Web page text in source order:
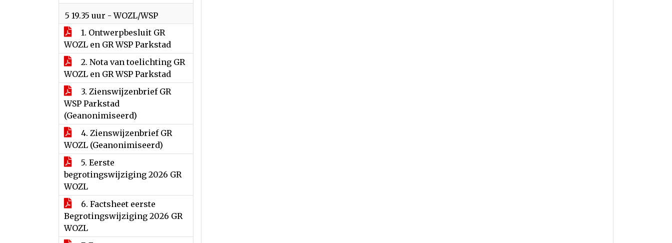
5 19.35 uur - WOZL/WSP
1. Ontwerpbesluit GR
WOZL en GR WSP Parkstad
2. Nota van toelichting GR
WOZL en GR WSP Parkstad
3. Zienswijzenbrief GR
WSP Parkstad
(Geanonimiseerd)
4. Zienswijzenbrief GR
WOZL (Geanonimiseerd)
5. Eerste
begrotingswijziging 2026 GR
WOZL
6. Factsheet eerste
Begrotingswijziging 2026 GR
WOZL